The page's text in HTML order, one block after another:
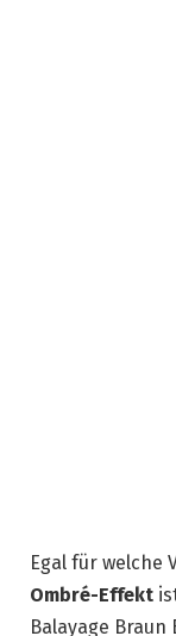
Egal für welche
Ombré-Effekt
Balayage Braun